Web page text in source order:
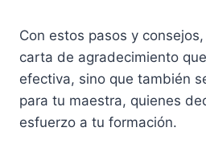
Con estos pasos y
carta de agradecimiento
efectiva, sino que también
para tu maestra, quienes
esfuerzo a tu formación.